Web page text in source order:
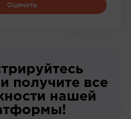
Оценить
получите все
нашей